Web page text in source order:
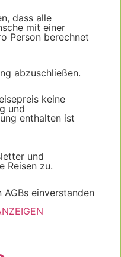
dass alle
mit einer
Person berechnet
abzuschließen.
keine
und
enthalten ist
und
Reisen zu.
einverstanden